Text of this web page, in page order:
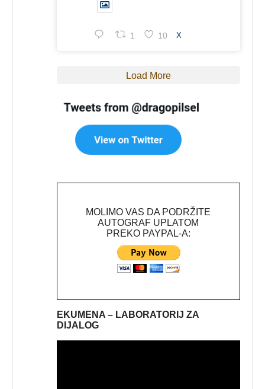
1 10 X
Load More
MOLIMO VAS DA PODRŽITE
AUTOGRAF UPLATOM
PREKO PAYPAL-A:
EKUMENA – LABORATORIJ ZA
DIJALOG